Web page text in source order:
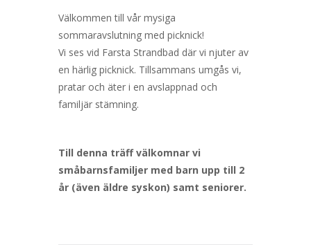
Välkommen till vår mysiga
sommaravslutning med picknick!
Vi ses vid Farsta Strandbad där vi njuter av
en härlig picknick. Tillsammans umgås vi,
pratar och äter i en avslappnad och
familjär stämning.
Till denna träff välkomnar vi
småbarnsfamiljer med barn upp till 2
år (även äldre syskon) samt seniorer.